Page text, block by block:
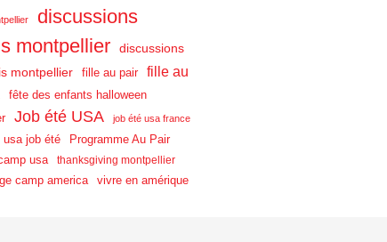
discussions
montpellier
discussions
montpellier
fille au pair
fille au
fête des enfants halloween
Job été USA job été usa france
usa job été
Programme Au Pair
usa
thanksgiving montpellier
camp america vivre en amérique